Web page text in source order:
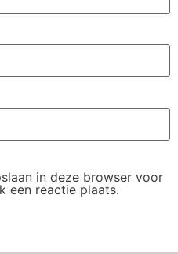
in deze browser voor
een reactie plaats.